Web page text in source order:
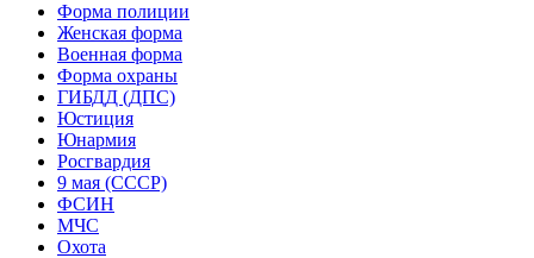
Форма полиции
Женская форма
Военная форма
Форма охраны
ГИБДД (ДПС)
Юстиция
Юнармия
Росгвардия
9 мая (СССР)
ФСИН
МЧС
Охота